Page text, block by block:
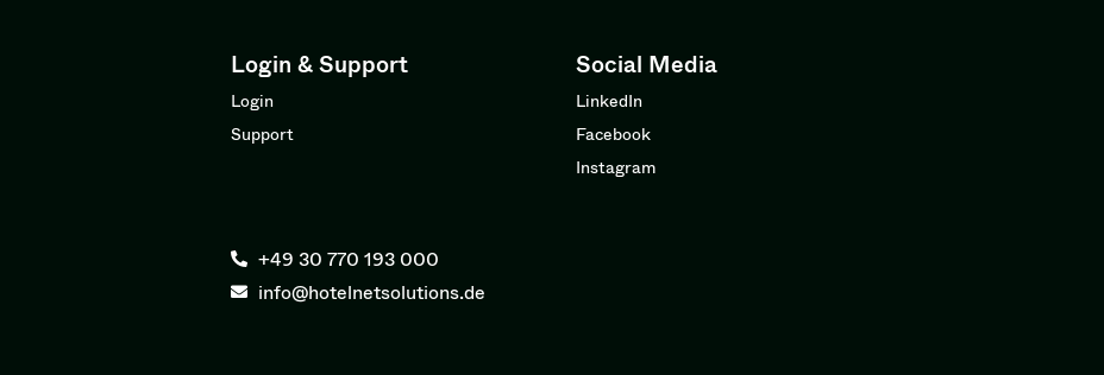
Login & Support
Login
Support
Social Media
LinkedIn
Facebook
Instagram
+49 30 770 193 000
info@hotelnetsolutions.de